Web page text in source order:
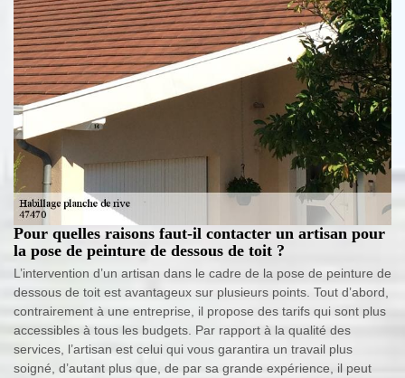
Pour quelles raisons faut-il contacter un artisan pour
la pose de peinture de dessous de toit ?
L’intervention d’un artisan dans le cadre de la pose de peinture de
dessous de toit est avantageux sur plusieurs points. Tout d’abord,
contrairement à une entreprise, il propose des tarifs qui sont plus
accessibles à tous les budgets. Par rapport à la qualité des
services, l’artisan est celui qui vous garantira un travail plus
soigné, d’autant plus que, de par sa grande expérience, il peut